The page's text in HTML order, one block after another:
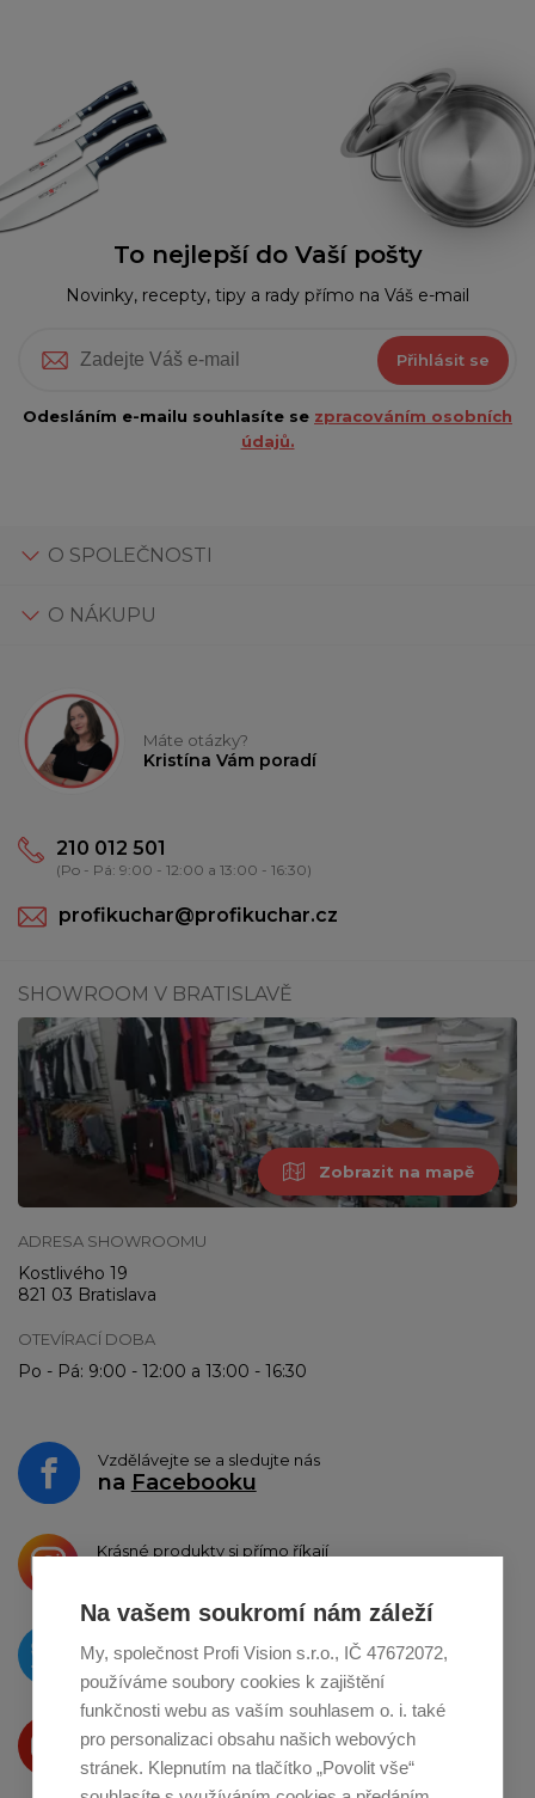
To nejlepší do Vaší pošty
Novinky, recepty, tipy a rady přímo na Váš e-mail
Přihlásit se
Odesláním e-mailu souhlasíte se zpracováním osobních
údajů.
O SPOLEČNOSTI
O NÁKUPU
Máte otázky?
Kristína Vám poradí
210 012 501
(Po - Pá: 9:00 - 12:00 a 13:00 - 16:30)
profikuchar@profikuchar.cz
SHOWROOM V BRATISLAVĚ
Zobrazit na mapě
ADRESA SHOWROOMU
Kostlivého 19
821 03 Bratislava
OTEVÍRACÍ DOBA
Po - Pá: 9:00 - 12:00 a 13:00 - 16:30
Vzdělávejte se a sledujte nás
na Facebooku
Krásné produkty si přímo říkají
O novinkách píšeme
naTwitteru
Produkty Vám představujeme
na Youtube
Na vašem soukromí nám záleží
My, společnost Profi Vision s.r.o., IČ 47672072,
používáme soubory cookies k zajištění
funkčnosti webu as vaším souhlasem o. i. také
pro personalizaci obsahu našich webových
stránek. Klepnutím na tlačítko „Povolit vše“